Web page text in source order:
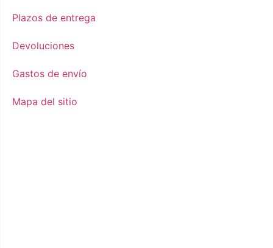
Plazos de entrega
Devoluciones
Gastos de envío
Mapa del sitio